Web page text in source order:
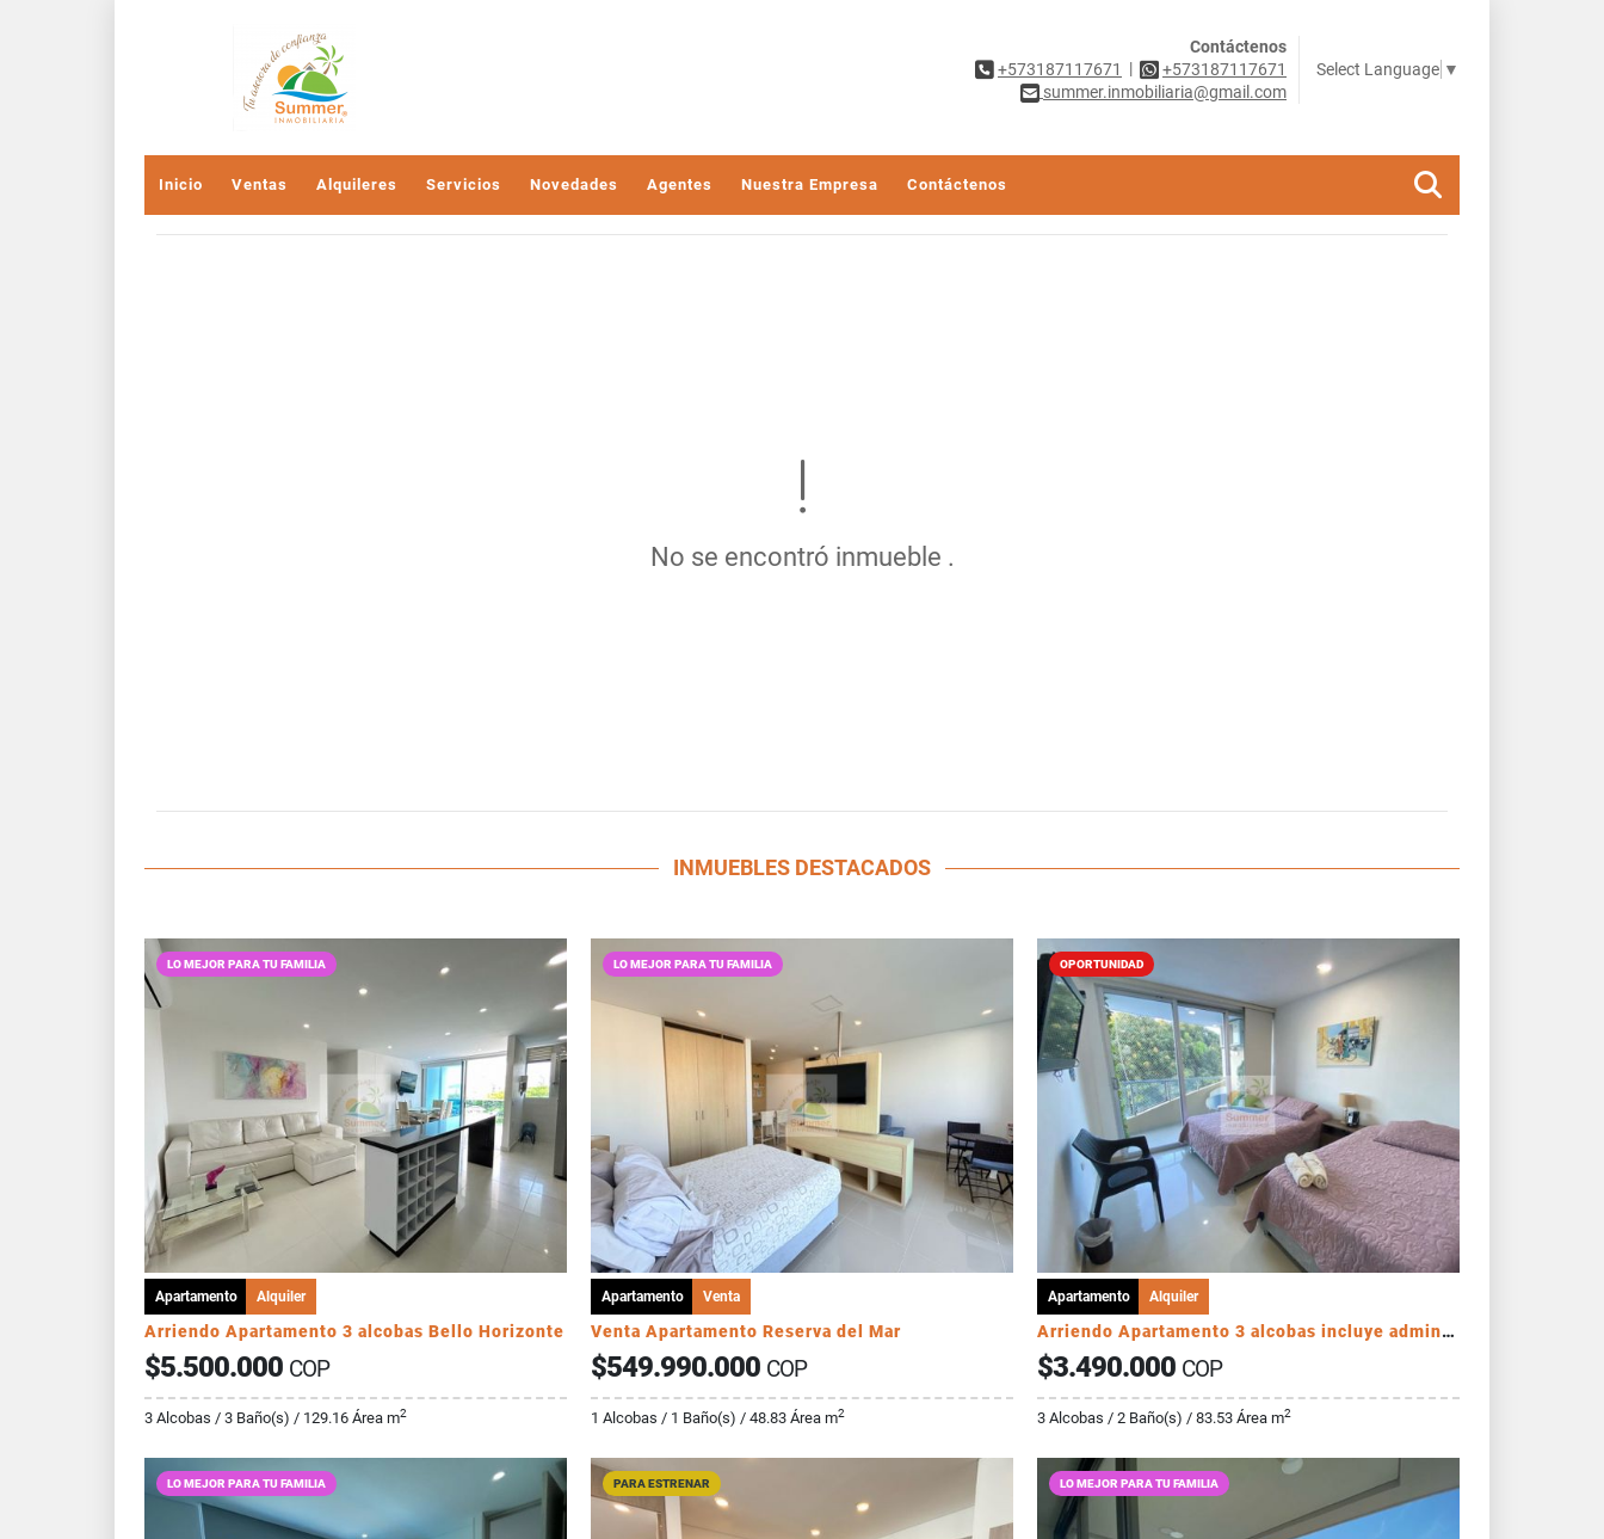
Contáctenos
+573187117671
|
+573187117671
summer.inmobiliaria@gmail.com
Select Language ▼
Inicio Ventas Alquileres Servicios Novedades Agentes Nuestra Empresa Contáctenos
No se encontró inmueble .
INMUEBLES DESTACADOS
LO MEJOR PARA TU FAMILIA
Apartamento Alquiler
Arriendo Apartamento 3 alcobas Bello Horizonte
$5.500.000 COP
3 Alcobas / 3 Baño(s) / 129.16 Área m2
LO MEJOR PARA TU FAMILIA
Apartamento Venta
Venta Apartamento Reserva del Mar
$549.990.000 COP
1 Alcobas / 1 Baño(s) / 48.83 Área m2
OPORTUNIDAD
Apartamento Alquiler
Arriendo Apartamento 3 alcobas incluye administración
$3.490.000 COP
3 Alcobas / 2 Baño(s) / 83.53 Área m2
LO MEJOR PARA TU FAMILIA PARA ESTRENAR LO MEJOR PARA TU FAMILIA